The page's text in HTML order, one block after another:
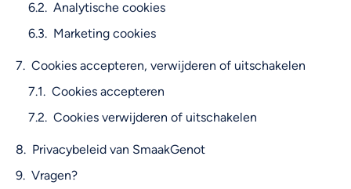
Analytische cookies
Marketing cookies
Cookies accepteren, verwijderen of uitschakelen
Cookies accepteren
Cookies verwijderen of uitschakelen
Privacybeleid van SmaakGenot
Vragen?